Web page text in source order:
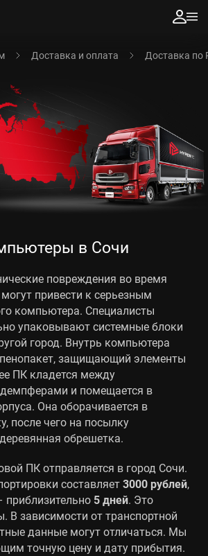
Доставка и оплата Доставка по
в Сочи
повреждения во время
привести к серьезным
компьютера. Специалисты
упаковывают системные блоки
город. Внутрь компьютера
пенопакет, защищающий элементы
ПК кладется между
и помещается в
Она оборачивается в
после чего на посылку
обрешетка.
ПК отправляется в город Сочи.
составляет3000 рублей,
приблизительно 5 дней. Это
В зависимости от транспортной
данные могут отличаться. Мы
точную цену и дату прибытия.